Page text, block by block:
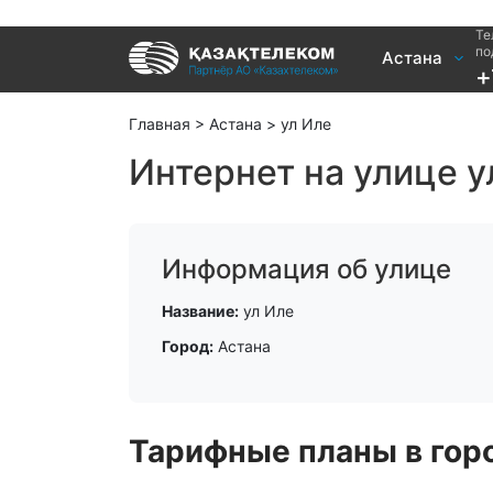
Астана
Услуги
Интернет и ТВ в частном доме
Интернет
Главная > Астана > ул Иле
Интернет на улице
Информация об улице
Название: ул Иле
Город: Астана
Тарифные планы в